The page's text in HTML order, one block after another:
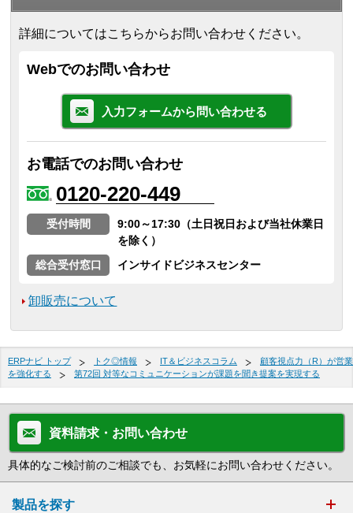
詳細についてはこちらからお問い合わせください。
Webでのお問い合わせ
入力フォームから問い合わせる
お電話でのお問い合わせ
0120-220-449
受付時間
9:00～17:30（土日祝日および当社休業日
を除く）
総合受付窓口
インサイドビジネスセンター
卸販売について
ERPナビ トップ トク◎情報 IT＆ビジネスコラム
顧客視点力（R）が営業
を強化する
第72回 対等なコミュニケーションが課題を聞き提案を実現する
資料請求・お問い合わせ
具体的なご検討前のご相談でも、お気軽にお問い合わせください。
製品を探す